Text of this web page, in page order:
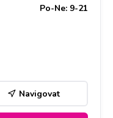
Po-Ne: 9-21
Navigovat